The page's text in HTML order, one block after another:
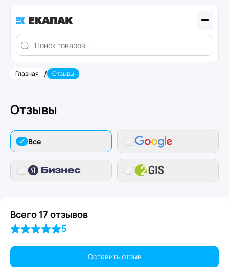
Главная / Отзывы
Отзывы
Все
Всего 17 отзывов
5
Оставить отзыв